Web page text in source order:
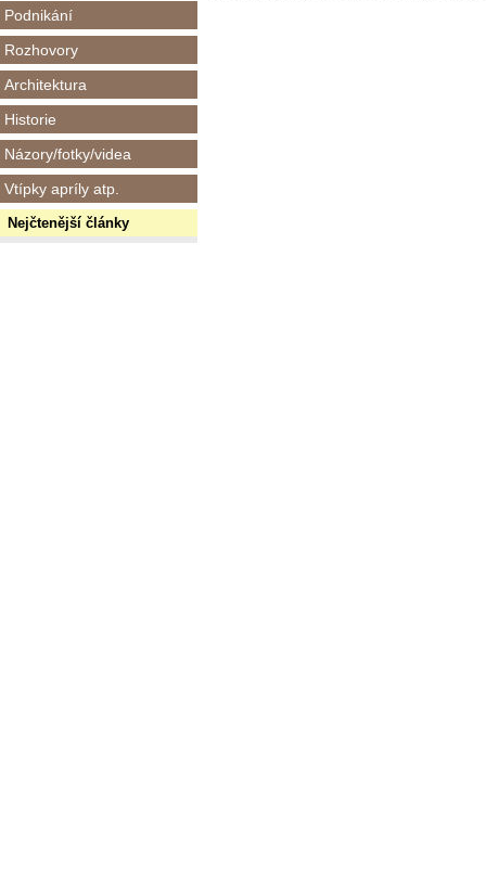
Podnikání
Rozhovory
Architektura
Historie
Názory/fotky/videa
Vtípky apríly atp.
Nejčtenější články